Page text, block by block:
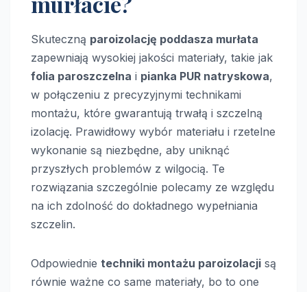
Skuteczną paroizolację poddasza murłata
zapewniają wysokiej jakości materiały, takie jak
folia paroszczelna i pianka PUR natryskowa,
w połączeniu z precyzyjnymi technikami
montażu, które gwarantują trwałą i szczelną
izolację. Prawidłowy wybór materiału i rzetelne
wykonanie są niezbędne, aby uniknąć
przyszłych problemów z wilgocią. Te
rozwiązania szczególnie polecamy ze względu
na ich zdolność do dokładnego wypełniania
szczelin.
Odpowiednie techniki montażu paroizolacji są
równie ważne co same materiały, bo to one